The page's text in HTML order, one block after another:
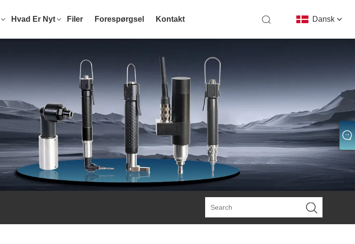
Dansk
Hvad Er Nyt Filer Forespørgsel Kontakt